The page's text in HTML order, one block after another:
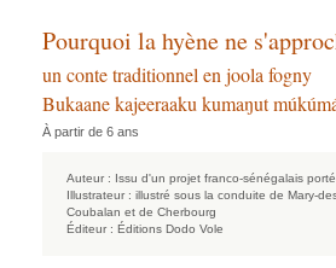
Pourquoi la hyène ne
un conte traditionnel en joola fogny
Bukaane kajeeraaku kumaŋut
À partir de 6 ans
Auteur : Issu d'un projet franco-sénégalais
Illustrateur : illustré sous la conduite de Mary-
Coubalan et de Cherbourg
Éditeur : Éditions Dodo Vole